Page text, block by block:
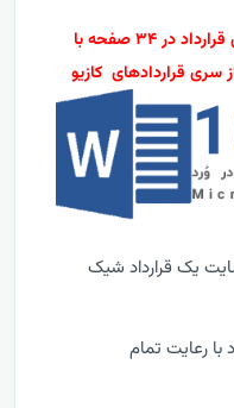
برای اولین بار در ایران- نسخه ۷ این قرارداد در ۳۴ صفحه با
قراردادهای کازیو
یک قرارداد شیک
با رعایت تمام